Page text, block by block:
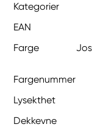
Kategorier
EAN
Farge
Fargenummer
Lysekthet
Dekkevne